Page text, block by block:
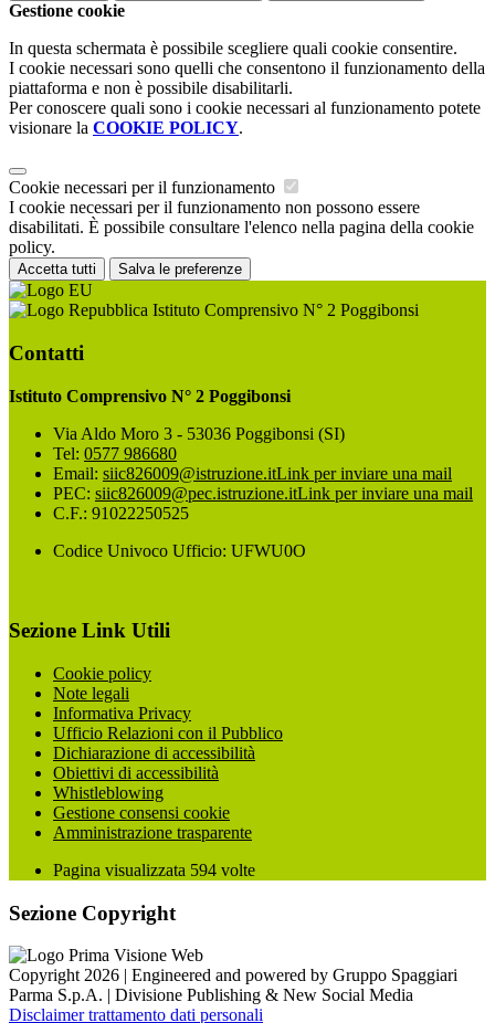
Gestione cookie
In questa schermata è possibile scegliere quali cookie consentire.
I cookie necessari sono quelli che consentono il funzionamento della
piattaforma e non è possibile disabilitarli.
Per conoscere quali sono i cookie necessari al funzionamento potete
visionare la COOKIE POLICY.
Cookie necessari per il funzionamento
I cookie necessari per il funzionamento non possono essere
disabilitati. È possibile consultare l'elenco nella pagina della cookie
policy.
Accetta tutti Salva le preferenze
Istituto Comprensivo N° 2 Poggibonsi
Contatti
Istituto Comprensivo N° 2 Poggibonsi
Via Aldo Moro 3 - 53036 Poggibonsi (SI)
Tel: 0577 986680
Email: siic826009@istruzione.itLink per inviare una mail
PEC: siic826009@pec.istruzione.itLink per inviare una mail
C.F.: 91022250525
Codice Univoco Ufficio: UFWU0O
Sezione Link Utili
Cookie policy
Note legali
Informativa Privacy
Ufficio Relazioni con il Pubblico
Dichiarazione di accessibilità
Obiettivi di accessibilità
Whistleblowing
Gestione consensi cookie
Amministrazione trasparente
Pagina visualizzata 594 volte
Sezione Copyright
Copyright 2026 | Engineered and powered by Gruppo Spaggiari
Parma S.p.A. | Divisione Publishing & New Social Media
Disclaimer trattamento dati personali